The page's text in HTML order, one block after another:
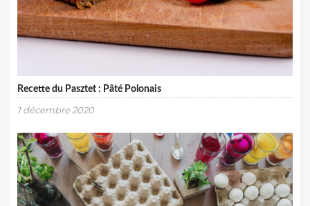
Recette du Pasztet : Pâté Polonais
1 décembre 2020